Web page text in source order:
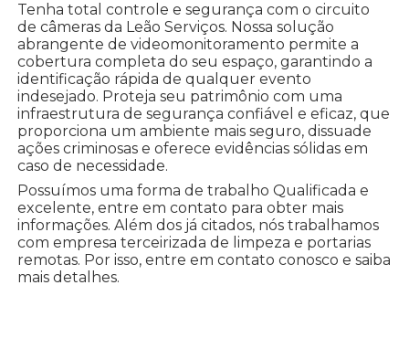
Tenha total controle e segurança com o circuito
de câmeras da Leão Serviços. Nossa solução
abrangente de videomonitoramento permite a
cobertura completa do seu espaço, garantindo a
identificação rápida de qualquer evento
indesejado. Proteja seu patrimônio com uma
infraestrutura de segurança confiável e eficaz, que
proporciona um ambiente mais seguro, dissuade
ações criminosas e oferece evidências sólidas em
caso de necessidade.
Possuímos uma forma de trabalho Qualificada e
excelente, entre em contato para obter mais
informações. Além dos já citados, nós trabalhamos
com empresa terceirizada de limpeza e portarias
remotas. Por isso, entre em contato conosco e saiba
mais detalhes.